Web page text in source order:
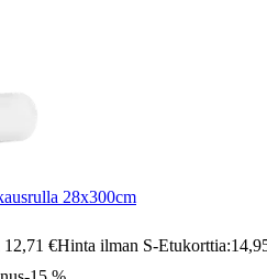
28x300cm
12,71 €Hinta ilman S-Etukorttia: